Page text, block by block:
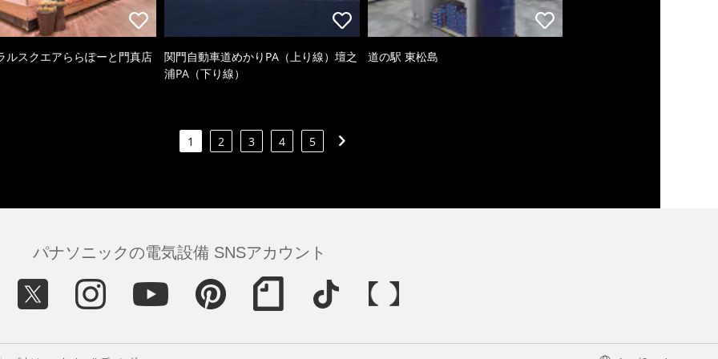
ルスクエアららぽーと門真店
関門自動車道めかりPA（上り線）壇之
浦PA（下り線）
道の駅 東松島
1 2 3 4 5
パナソニックの電気設備 SNSアカウント